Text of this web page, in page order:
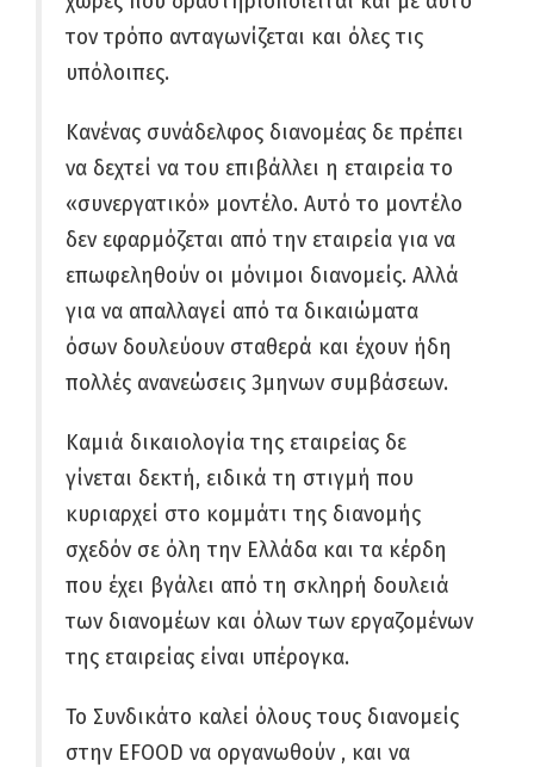
τον τρόπο ανταγωνίζεται και όλες τις
υπόλοιπες.
Κανένας συνάδελφος διανομέας δε πρέπει
να δεχτεί να του επιβάλλει η εταιρεία το
«συνεργατικό» μοντέλο. Αυτό το μοντέλο
δεν εφαρμόζεται από την εταιρεία για να
επωφεληθούν οι μόνιμοι διανομείς. Αλλά
για να απαλλαγεί από τα δικαιώματα
όσων δουλεύουν σταθερά και έχουν ήδη
πολλές ανανεώσεις 3μηνων συμβάσεων.
Καμιά δικαιολογία της εταιρείας δε
γίνεται δεκτή, ειδικά τη στιγμή που
κυριαρχεί στο κομμάτι της διανομής
σχεδόν σε όλη την Ελλάδα και τα κέρδη
που έχει βγάλει από τη σκληρή δουλειά
των διανομέων και όλων των εργαζομένων
της εταιρείας είναι υπέρογκα.
Το Συνδικάτο καλεί όλους τους διανομείς
στην EFOOD να οργανωθούν , και να